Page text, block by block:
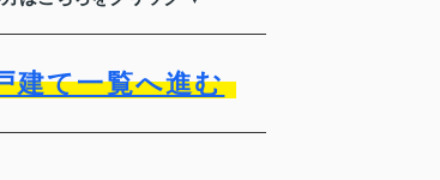
建て一覧へ進む